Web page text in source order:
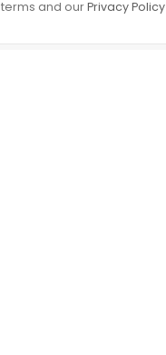
terms and ourPrivacy Policy